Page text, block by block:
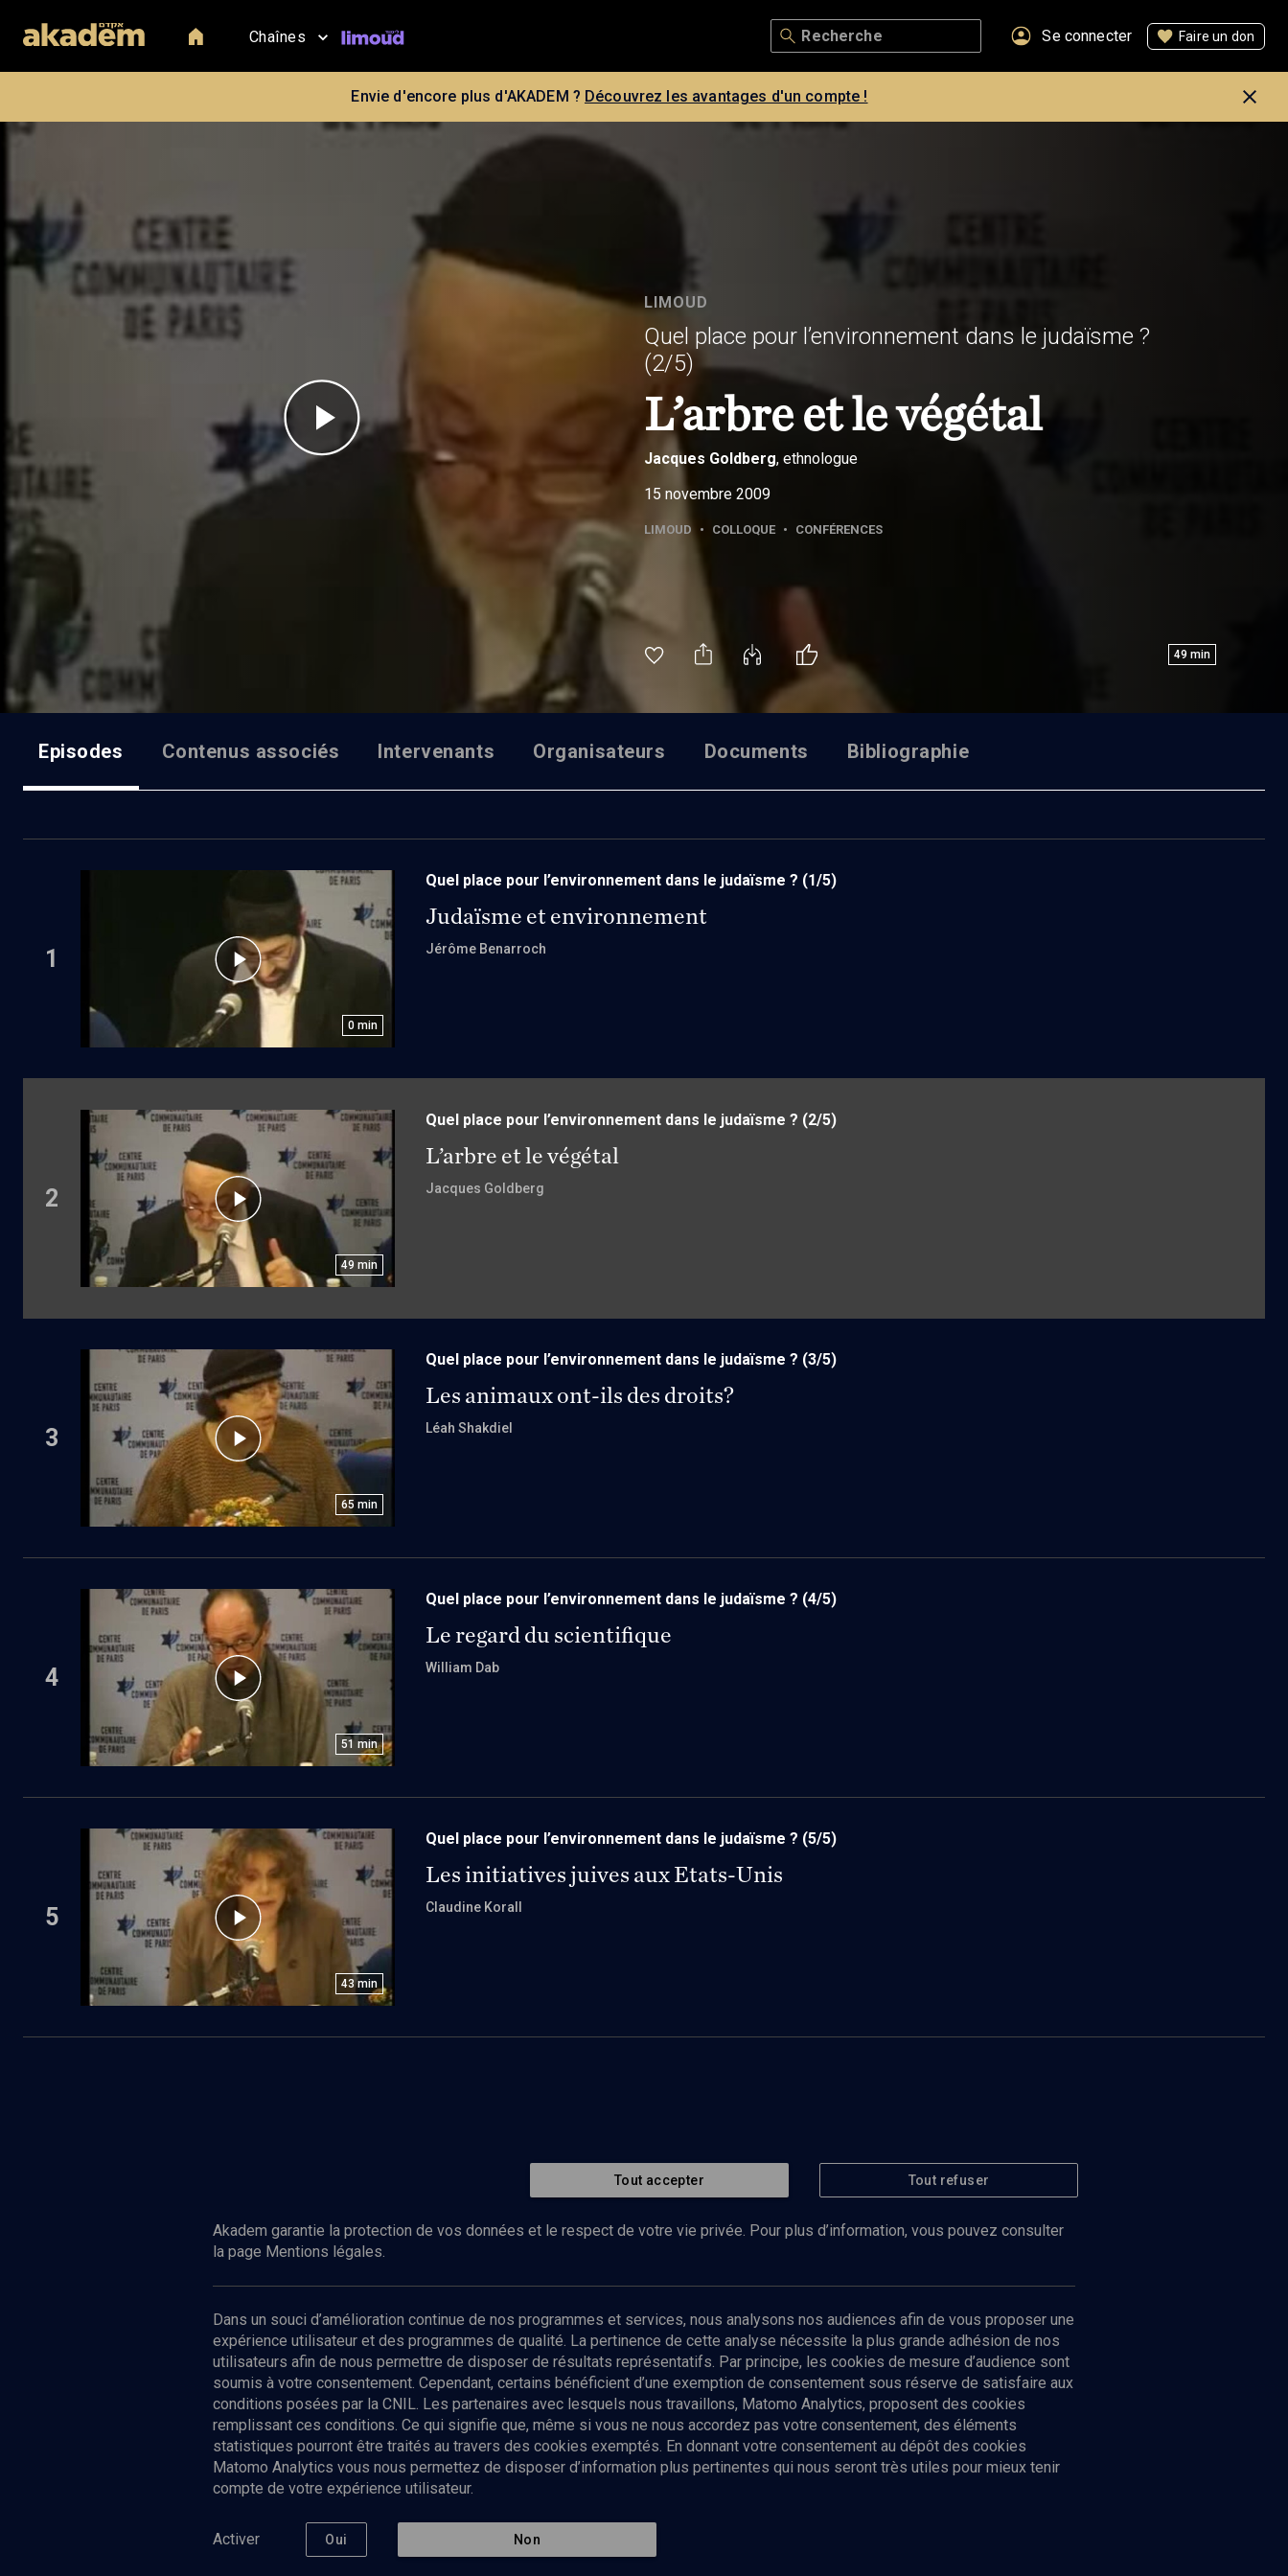
Chaînes Se connecter Faire un don
Envie d'encore plus d'AKADEM ? Découvrez les avantages d'un compte !
LIMOUD
Quel place pour l’environnement dans le judaïsme ?
(2/5)
L’arbre et le végétal
Jacques Goldberg, ethnologue
15 novembre 2009
LIMOUD • COLLOQUE • CONFÉRENCES
49 min
Episodes Contenus associés Intervenants Organisateurs Documents Bibliographie
1
0 min
Quel place pour l’environnement dans le judaïsme ? (1/5)
Judaïsme et environnement
Jérôme Benarroch
2
49 min
Quel place pour l’environnement dans le judaïsme ? (2/5)
L’arbre et le végétal
Jacques Goldberg
3
65 min
Quel place pour l’environnement dans le judaïsme ? (3/5)
Les animaux ont-ils des droits?
Léah Shakdiel
4
51 min
Quel place pour l’environnement dans le judaïsme ? (4/5)
Le regard du scientifique
William Dab
5
43 min
Quel place pour l’environnement dans le judaïsme ? (5/5)
Les initiatives juives aux Etats-Unis
Claudine Korall
Abonnez-vous à notre newsletter
Envoyer
Nos Chaines
Culture
Politique de protection des données
Tout accepter Tout refuser
Akadem garantie la protection de vos données et le respect de votre vie privée. Pour plus d’information, vous pouvez consulter
la page Mentions légales.
Dans un souci d’amélioration continue de nos programmes et services, nous analysons nos audiences afin de vous proposer une
expérience utilisateur et des programmes de qualité. La pertinence de cette analyse nécessite la plus grande adhésion de nos
utilisateurs afin de nous permettre de disposer de résultats représentatifs. Par principe, les cookies de mesure d’audience sont
soumis à votre consentement. Cependant, certains bénéficient d’une exemption de consentement sous réserve de satisfaire aux
conditions posées par la CNIL. Les partenaires avec lesquels nous travaillons, Matomo Analytics, proposent des cookies
remplissant ces conditions. Ce qui signifie que, même si vous ne nous accordez pas votre consentement, des éléments
statistiques pourront être traités au travers des cookies exemptés. En donnant votre consentement au dépôt des cookies
Matomo Analytics vous nous permettez de disposer d’information plus pertinentes qui nous seront très utiles pour mieux tenir
compte de votre expérience utilisateur.
Activer Oui Non